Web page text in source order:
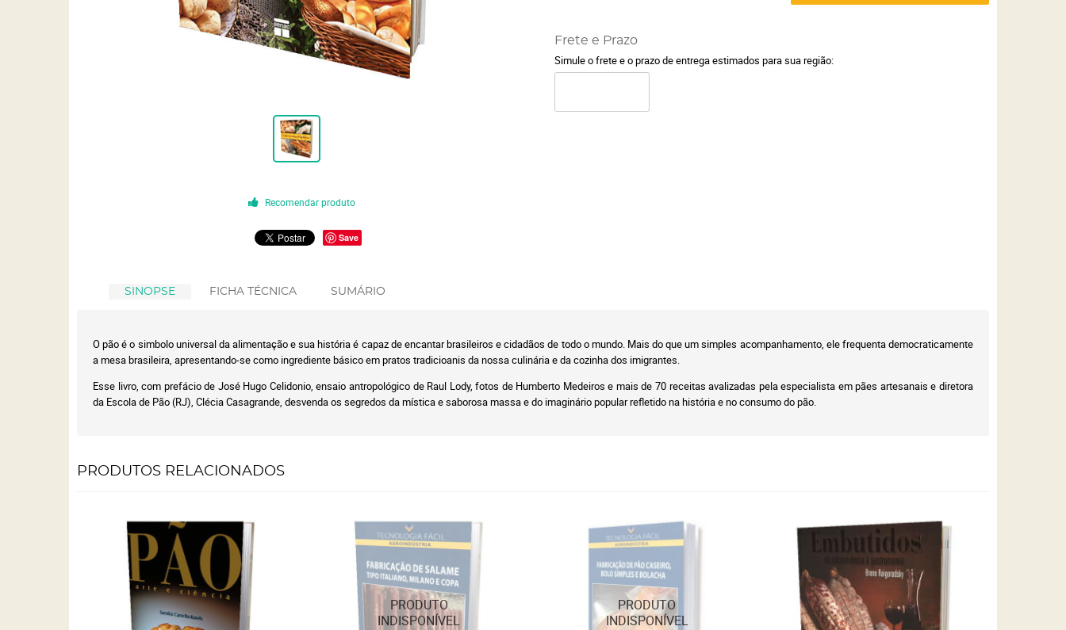
Recomendar produto
Save
Frete e Prazo
Simule o frete e o prazo de entrega estimados para sua região:
SINOPSE FICHA TÉCNICA SUMÁRIO
O pão é o simbolo universal da alimentação e sua história é capaz de encantar brasileiros e cidadãos de todo o mundo. Mais do que um simples acompanhamento, ele frequenta democraticamente
a mesa brasileira, apresentando-se como ingrediente básico em pratos tradicioanis da nossa culinária e da cozinha dos imigrantes.
Esse livro, com prefácio de José Hugo Celidonio, ensaio antropológico de Raul Lody, fotos de Humberto Medeiros e mais de 70 receitas avalizadas pela especialista em pães artesanais e diretora
da Escola de Pão (RJ), Clécia Casagrande, desvenda os segredos da mística e saborosa massa e do imaginário popular refletido na história e no consumo do pão.
PRODUTOS RELACIONADOS